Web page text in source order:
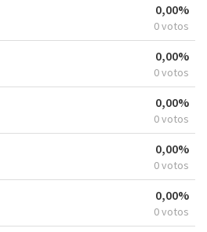
0,00%
0 votos
0,00%
0 votos
0,00%
0 votos
0,00%
0 votos
0,00%
0 votos